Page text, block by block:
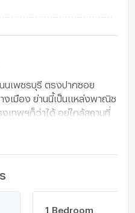
นเพชรบุรี ตรงปากซอย
งเมือง ย่านนี้เป็นแหล่งพาณิช
ทพฯก็ว่าได้ อยู่ใกล้สถานที่
7-11 : 230 ม.- พันธุ์ทิพย์
ม.- Siam Paragon : 700
C ราชดำริ : 1.1 กม.-
1 Bedroom